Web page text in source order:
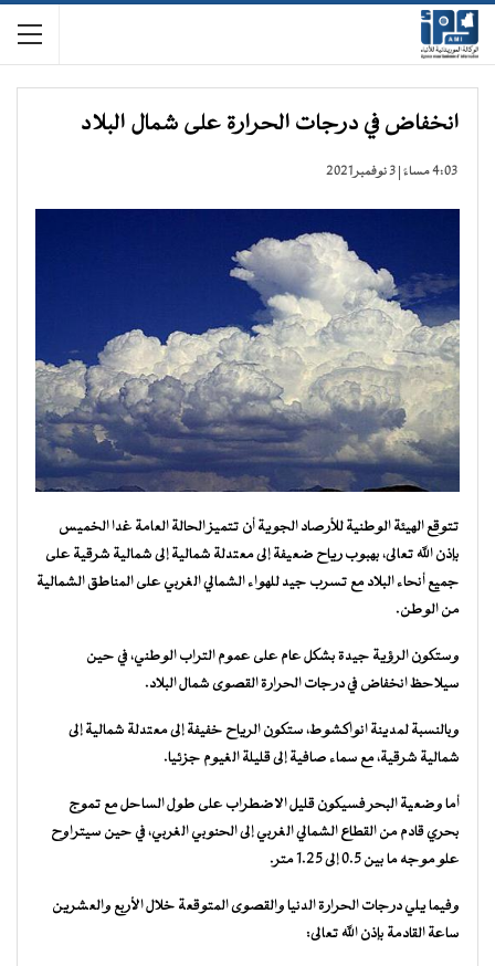
انخفاض في درجات الحرارة على شمال البلاد
4:03 مساءً | 3 نوفمبر 2021
تتوقع الهيئة الوطنية للأرصاد الجوية أن تتميز الحالة العامة غدا الخميس
بإذن الله تعالى، بهبوب رياح ضعيفة إلى معتدلة شمالية إلى شمالية شرقية على
جميع أنحاء البلاد مع تسرب جيد للهواء الشمالي الغربي على المناطق الشمالية
من الوطن.
وستكون الرؤية جيدة بشكل عام على عموم التراب الوطني، في حين
سيلاحظ انخفاض في درجات الحرارة القصوى شمال البلاد.
وبالنسبة لمدينة انواكشوط، ستكون الرياح خفيفة إلى معتدلة شمالية إلى
شمالية شرقية، مع سماء صافية إلى قليلة الغيوم جزئيا.
أما وضعية البحر فسيكون قليل الاضطراب على طول الساحل مع تموج
بحري قادم من القطاع الشمالي الغربي إلى الحنوبي الغربي، في حين سيتراوح
علو موجه ما بين 0.5 إلى 1.25 متر.
وفيما يلي درجات الحرارة الدنيا والقصوى المتوقعة خلال الأربع والعشرين
ساعة القادمة بإذن الله تعالى: